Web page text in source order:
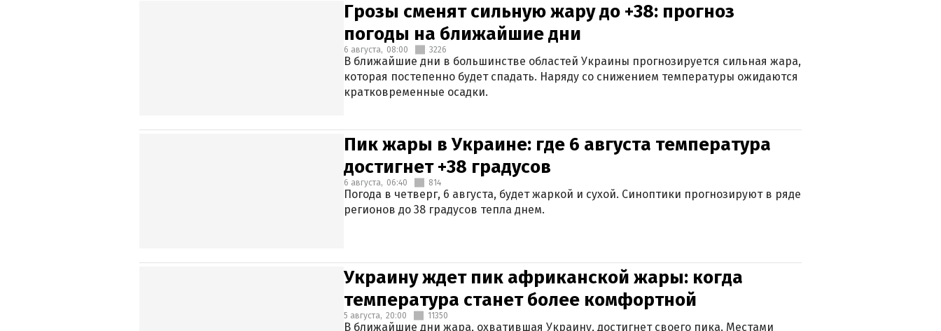
Грозы сменят сильную жару до +38: прогноз
погоды на ближайшие дни
6 августа, 08:00 3226
В ближайшие дни в большинстве областей Украины прогнозируется сильная жара,
которая постепенно будет спадать. Наряду со снижением температуры ожидаются
кратковременные осадки.
Пик жары в Украине: где 6 августа температура
достигнет +38 градусов
6 августа, 06:40 814
Погода в четверг, 6 августа, будет жаркой и сухой. Синоптики прогнозируют в ряде
регионов до 38 градусов тепла днем.
Украину ждет пик африканской жары: когда
температура станет более комфортной
5 августа, 20:00 11350
В ближайшие дни жара, охватившая Украину, достигнет своего пика. Местами